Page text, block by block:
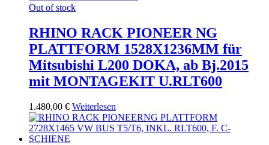
Out of stock
RHINO RACK PIONEER NG
PLATTFORM 1528X1236MM für
Mitsubishi L200 DOKA, ab Bj.2015
mit MONTAGEKIT U.RLT600
1.480,00 € Weiterlesen